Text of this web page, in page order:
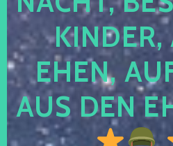
NDER,
EN,
S DEN